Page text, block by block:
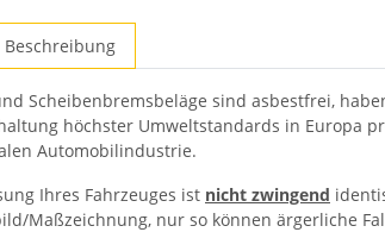
Beschreibung
Scheibenbremsbeläge sind asbestfrei,
höchster Umweltstandards in Europa
Automobilindustrie.
Ihres Fahrzeuges ist nicht zwingend
Maßzeichnung, nur so können ärgerliche